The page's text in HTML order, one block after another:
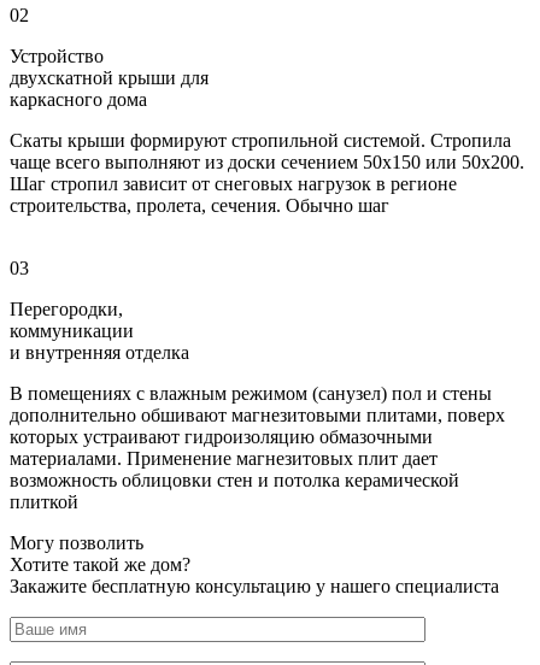
02
Устройство
двухскатной крыши для
каркасного дома
Скаты крыши формируют стропильной системой. Стропила
чаще всего выполняют из доски сечением 50х150 или 50х200.
Шаг стропил зависит от снеговых нагрузок в регионе
строительства, пролета, сечения. Обычно шаг
03
Перегородки,
коммуникации
и внутренняя отделка
В помещениях с влажным режимом (санузел) пол и стены
дополнительно обшивают магнезитовыми плитами, поверх
которых устраивают гидроизоляцию обмазочными
материалами. Применение магнезитовых плит дает
возможность облицовки стен и потолка керамической
плиткой
Могу позволить
Хотите такой же дом?
Закажите бесплатную консультацию у нашего специалиста